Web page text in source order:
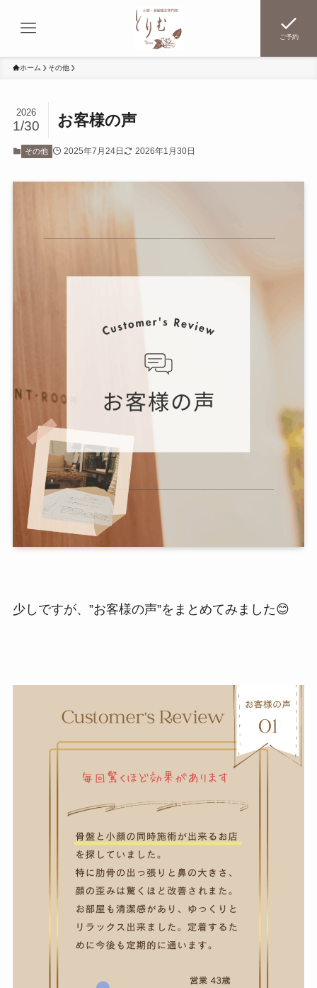
ご予約
ホーム その他
お客様の声
2026
1/30
その他 2025年7月24日 2026年1月30日
少しですが、”お客様の声”をまとめてみました😊